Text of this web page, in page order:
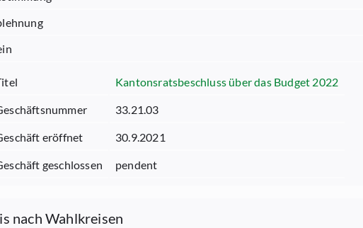
Kantonsratsbeschluss über das Budget 2022
33.21.03
eröffnet 30.9.2021
geschlossen pendent
nach Wahlkreisen